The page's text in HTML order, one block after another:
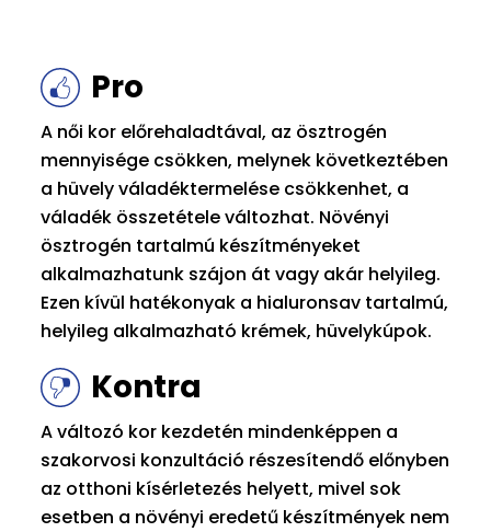
Pro
A női kor előrehaladtával, az ösztrogén
mennyisége csökken, melynek következtében
a hüvely váladéktermelése csökkenhet, a
váladék összetétele változhat. Növényi
ösztrogén tartalmú készítményeket
alkalmazhatunk szájon át vagy akár helyileg.
Ezen kívül hatékonyak a hialuronsav tartalmú,
helyileg alkalmazható krémek, hüvelykúpok.
Kontra
A változó kor kezdetén mindenképpen a
szakorvosi konzultáció részesítendő előnyben
az otthoni kísérletezés helyett, mivel sok
esetben a növényi eredetű készítmények nem